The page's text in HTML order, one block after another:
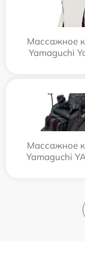
Массажное
Yamaguchi
Массажное
Yamaguchi